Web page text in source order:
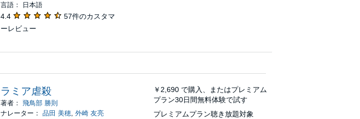
言語： 日本語
4.4
57件のカスタマ
ーレビュー
ラミア虐殺
著者：飛鳥部 勝則
ナレーター：品田 美穂,外崎 友亮
￥2,690 で購入、またはプレミアム
プラン30日間無料体験で試す
プレミアムプラン聴き放題対象